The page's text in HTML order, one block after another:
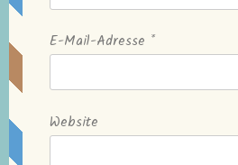
E-Mail-Adresse *
Website